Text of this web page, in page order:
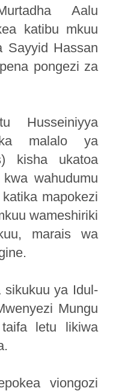
Aalu
katibu mkuu
Sayyid Hassan
pongezi za
Husseiniyya
malalo ya
kisha ukatoa
wahudumu
mapokezi
wameshiriki
marais wa
sikukuu ya Idul-
Mungu
letu likiwa
viongozi